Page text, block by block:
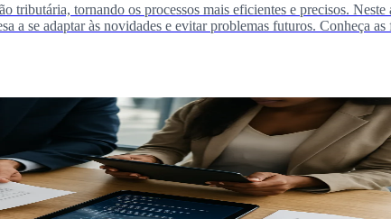
tributária, tornando os processos mais eficientes e precisos.
a se adaptar às novidades e evitar problemas futuros. Conheça